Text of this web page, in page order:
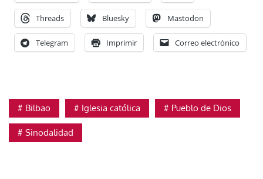
Threads Bluesky Mastodon
Telegram Imprimir Correo electrónico
Bilbao Iglesia católica Pueblo de Dios
Sinodalidad